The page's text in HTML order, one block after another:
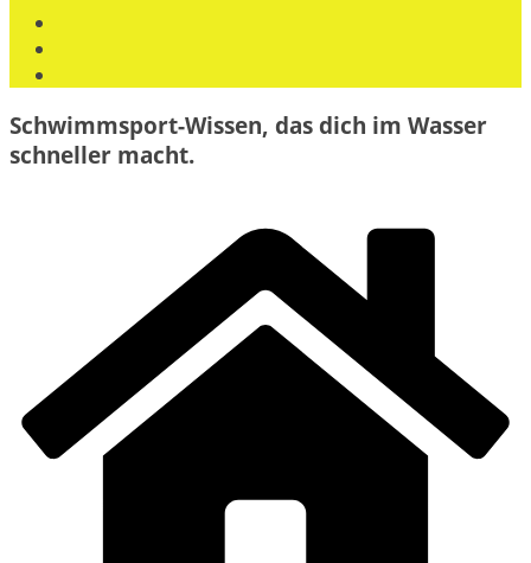
Schwimmsport-Wissen, das dich im Wasser
schneller macht.